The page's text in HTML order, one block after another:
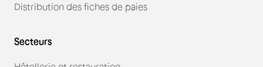
Distribution des fiches de paies
Secteurs